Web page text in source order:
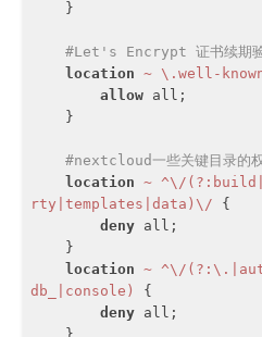
#Let's Encrypt 证书续期验
location ~ \.well-
allow all;
#nextcloud一些关键目录的
location ~ ^\/
rty|templates|data)\/ {
deny all;
location ~ ^\/
db_|console)
{
deny all;